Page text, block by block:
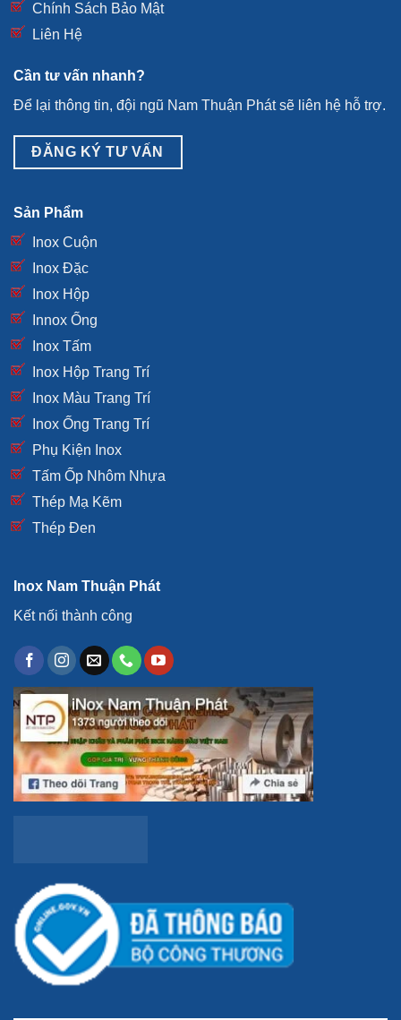
Chính Sách Bảo Mật
Liên Hệ
Cần tư vấn nhanh?
Để lại thông tin, đội ngũ Nam Thuận Phát sẽ liên hệ hỗ trợ.
ĐĂNG KÝ TƯ VẤN
Sản Phẩm
Inox Cuộn
Inox Đặc
Inox Hộp
Innox Ống
Inox Tấm
Inox Hộp Trang Trí
Inox Màu Trang Trí
Inox Ống Trang Trí
Phụ Kiện Inox
Tấm Ốp Nhôm Nhựa
Thép Mạ Kẽm
Thép Đen
Inox Nam Thuận Phát
Kết nối thành công